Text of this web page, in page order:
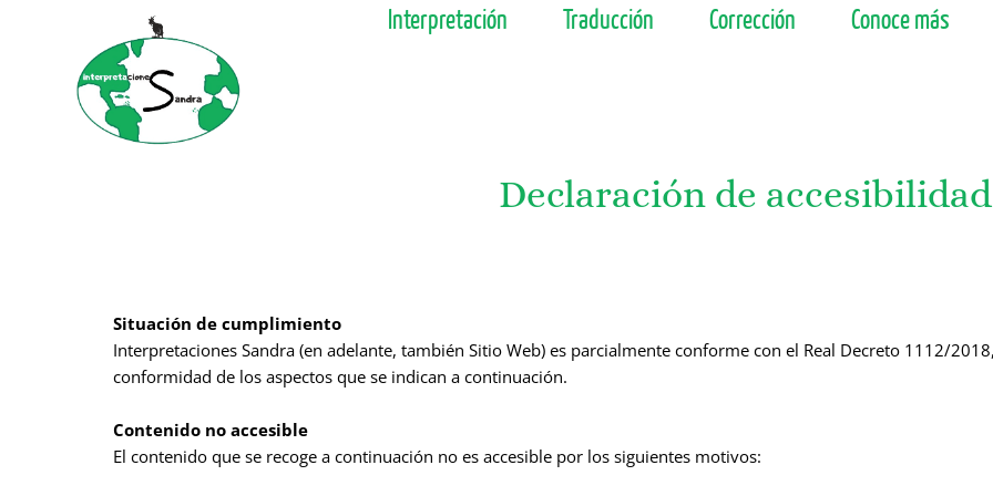
Interpretación Traducción Corrección Conoce más
Declaración de accesibilidad
Situación de cumplimiento
Interpretaciones Sandra (en adelante, también Sitio Web) es parcialmente conforme con el Real Decreto 1112/
conformidad de los aspectos que se indican a continuación.
Contenido no accesible
El contenido que se recoge a continuación no es accesible por los siguientes motivos: